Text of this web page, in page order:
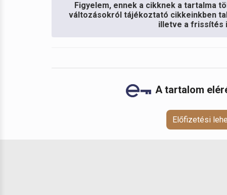
Figyelem, ennek a cikknek a tartalma
változásokról tájékoztató cikkeinkben
illetve a frissítés
A tartalom
Előfizetési